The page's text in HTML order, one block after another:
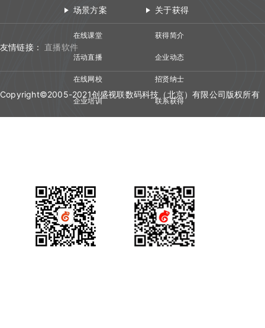
场景方案
在线课堂
活动直播
在线网校
企业培训
关于获得
获得简介
企业动态
招贤纳士
联系获得
友情链接： 直播软件
Copyright©2005-2021创盛视联数码科技（北京）有限公司版权所有